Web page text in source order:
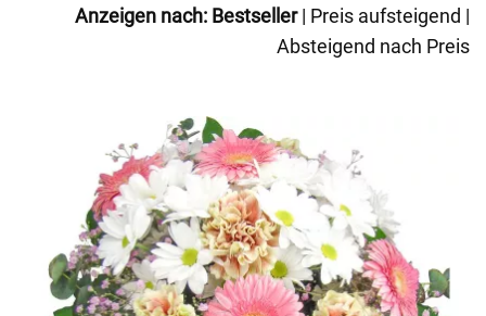
Anzeigen nach: Bestseller| Preis aufsteigend |
Absteigend nach Preis